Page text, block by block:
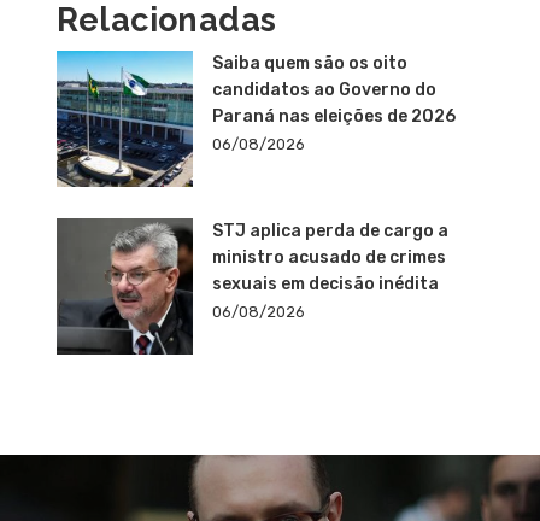
Relacionadas
Saiba quem são os oito
candidatos ao Governo do
Paraná nas eleições de 2026
06/08/2026
STJ aplica perda de cargo a
ministro acusado de crimes
sexuais em decisão inédita
06/08/2026